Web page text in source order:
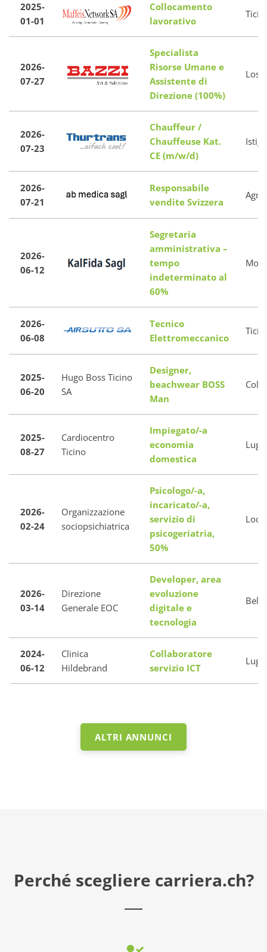
2025-
01-01
Collocamento
lavorativo
2026-
07-27
Specialista
Risorse Umane e
Assistente di
Direzione (100%)
2026-
07-23
Chauffeur /
Chauffeuse Kat.
CE (m/w/d)
2026-
07-21
Responsabile
vendite Svizzera
Agno
2026-
06-12
Segretaria
amministrativa –
tempo
indeterminato al
60%
2026-
06-08
Tecnico
Elettromeccanico
2025-
06-20
Hugo Boss Ticino
SA
Designer,
beachwear BOSS
Man
2025-
08-27
Cardiocentro
Ticino
Impiegato/-a
economia
domestica
2026-
02-24
Organizzazione
sociopsichiatrica
Psicologo/-a,
incaricato/-a,
servizio di
psicogeriatria,
50%
2026-
03-14
Direzione
Generale EOC
Developer, area
evoluzione
digitale e
tecnologia
2024-
06-12
Clinica
Hildebrand
Collaboratore
servizio ICT
ALTRI ANNUNCI
Perché scegliere carriera.ch?